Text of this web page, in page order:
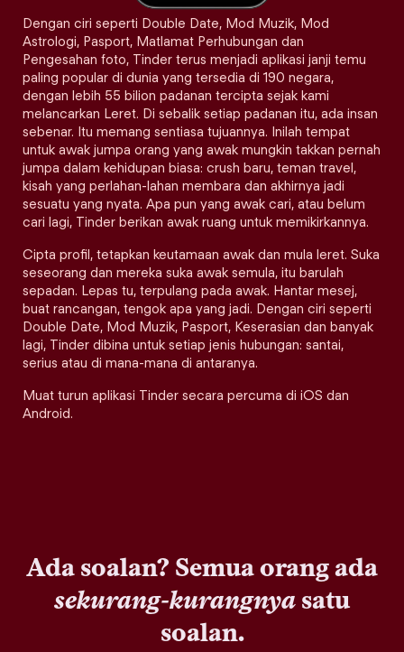
Dengan ciri seperti Double Date, Mod Muzik, Mod
Astrologi, Pasport, Matlamat Perhubungan dan
Pengesahan foto, Tinder terus menjadi aplikasi janji temu
paling popular di dunia yang tersedia di 190 negara,
dengan lebih 55 bilion padanan tercipta sejak kami
melancarkan Leret. Di sebalik setiap padanan itu, ada insan
sebenar. Itu memang sentiasa tujuannya. Inilah tempat
untuk awak jumpa orang yang awak mungkin takkan pernah
jumpa dalam kehidupan biasa: crush baru, teman travel,
kisah yang perlahan-lahan membara dan akhirnya jadi
sesuatu yang nyata. Apa pun yang awak cari, atau belum
cari lagi, Tinder berikan awak ruang untuk memikirkannya.
Cipta profil, tetapkan keutamaan awak dan mula leret. Suka
seseorang dan mereka suka awak semula, itu barulah
sepadan. Lepas tu, terpulang pada awak. Hantar mesej,
buat rancangan, tengok apa yang jadi. Dengan ciri seperti
Double Date, Mod Muzik, Pasport, Keserasian dan banyak
lagi, Tinder dibina untuk setiap jenis hubungan: santai,
serius atau di mana-mana di antaranya.
Muat turun aplikasi Tinder secara percuma di iOS dan
Android.
Ada soalan? Semua orang ada
sekurang-kurangnya satu
soalan.